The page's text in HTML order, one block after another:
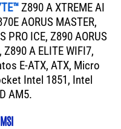
Z890 A XTREME AI
AORUS MASTER,
PRO ICE, Z890 AORUS
Z890 A ELITE WIFI7,
E-ATX, ATX, Micro
Intel 1851, Intel
AM5.